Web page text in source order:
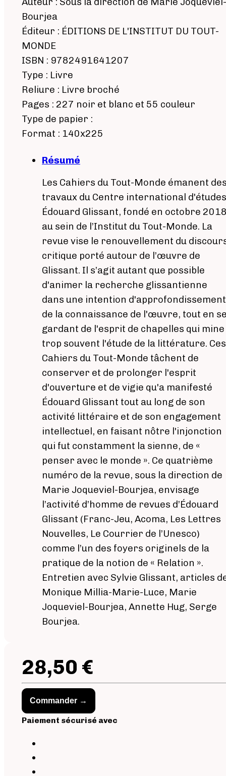
Bourjea
Éditeur : ÉDITIONS DE L'INSTITUT DU TOUT-
MONDE
ISBN : 9782491641207
Type : Livre
Reliure : Livre broché
Pages : 227 noir et blanc et 55 couleur
Type de papier :
Format : 140x225
Résumé
Les Cahiers du Tout-Monde émanent
travaux du Centre international d'études
Édouard Glissant, fondé en octobre
au sein de l’Institut du Tout-Monde. La
revue vise le renouvellement du
critique porté autour de l’œuvre de
Glissant. Il s’agit autant que possible
d'animer la recherche glissantienne
dans une intention d'approfondissement
de la connaissance de l'œuvre, tout en
gardant de l'esprit de chapelles qui mine
trop souvent l'étude de la littérature. Ces
Cahiers du Tout-Monde tâchent de
conserver et de prolonger l'esprit
d'ouverture et de vigie qu'a manifesté
Édouard Glissant tout au long de son
activité littéraire et de son engagement
intellectuel, en faisant nôtre l'injonction
qui fut constamment la sienne, de «
penser avec le monde ». Ce quatrième
numéro de la revue, sous la direction de
Marie Joqueviel-Bourjea, envisage
l’activité d’homme de revues d’Édouard
Glissant (Franc-Jeu, Acoma, Les Lettres
Nouvelles, Le Courrier de l’Unesco)
comme l’un des foyers originels de la
pratique de la notion de « Relation ».
Entretien avec Sylvie Glissant, articles
Monique Millia-Marie-Luce, Marie
Joqueviel-Bourjea, Annette Hug, Serge
Bourjea.
28,50 €
Commander →
Paiement sécurisé avec